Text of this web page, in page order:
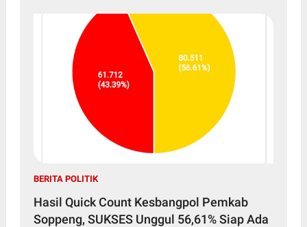
BERITA POLITIK
Hasil Quick Count Kesbangpol Pemkab
Soppeng, SUKSES Unggul 56,61% Siap Ada